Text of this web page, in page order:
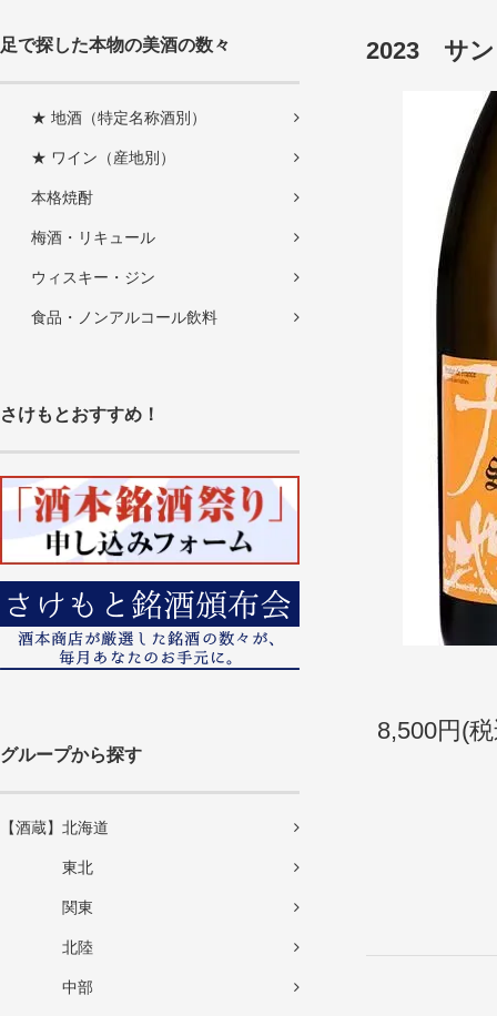
足で探した本物の美酒の数々
★ 地酒（特定名称酒別）
★ ワイン（産地別）
本格焼酎
梅酒・リキュール
ウィスキー・ジン
食品・ノンアルコール飲料
さけもとおすすめ！
グループから探す
【酒蔵】北海道
東北
関東
北陸
中部
2023 サン
8,500円(